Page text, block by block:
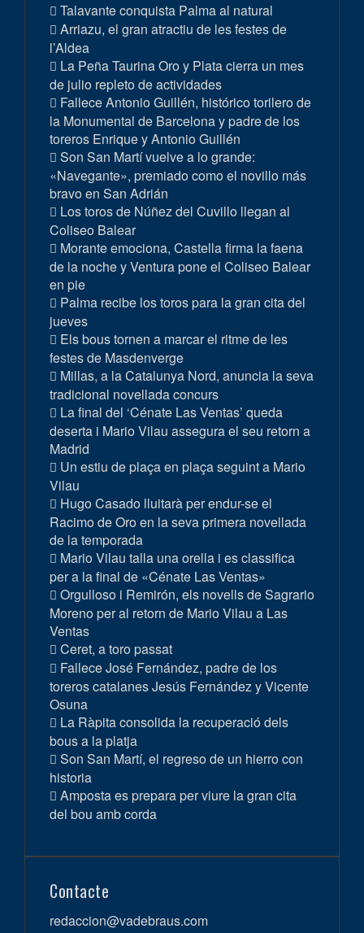
Talavante conquista Palma al natural
Arriazu, el gran atractiu de les festes de
l’Aldea
La Peña Taurina Oro y Plata cierra un mes
de julio repleto de actividades
Fallece Antonio Guillén, histórico torilero de
la Monumental de Barcelona y padre de los
toreros Enrique y Antonio Guillén
Son San Martí vuelve a lo grande:
«Navegante», premiado como el novillo más
bravo en San Adrián
Los toros de Núñez del Cuvillo llegan al
Coliseo Balear
Morante emociona, Castella firma la faena
de la noche y Ventura pone el Coliseo Balear
en pie
Palma recibe los toros para la gran cita del
jueves
Els bous tornen a marcar el ritme de les
festes de Masdenverge
Millas, a la Catalunya Nord, anuncia la seva
tradicional novellada concurs
La final del ‘Cénate Las Ventas’ queda
deserta i Mario Vilau assegura el seu retorn a
Madrid
Un estiu de plaça en plaça seguint a Mario
Vilau
Hugo Casado lluitarà per endur-se el
Racimo de Oro en la seva primera novellada
de la temporada
Mario Vilau talla una orella i es classifica
per a la final de «Cénate Las Ventas»
Orgulloso i Remirón, els novells de Sagrario
Moreno per al retorn de Mario Vilau a Las
Ventas
Ceret, a toro passat
Fallece José Fernández, padre de los
toreros catalanes Jesús Fernández y Vicente
Osuna
La Ràpita consolida la recuperació dels
bous a la platja
Son San Martí, el regreso de un hierro con
historia
Amposta es prepara per viure la gran cita
del bou amb corda
Contacte
redaccion@vadebraus.com